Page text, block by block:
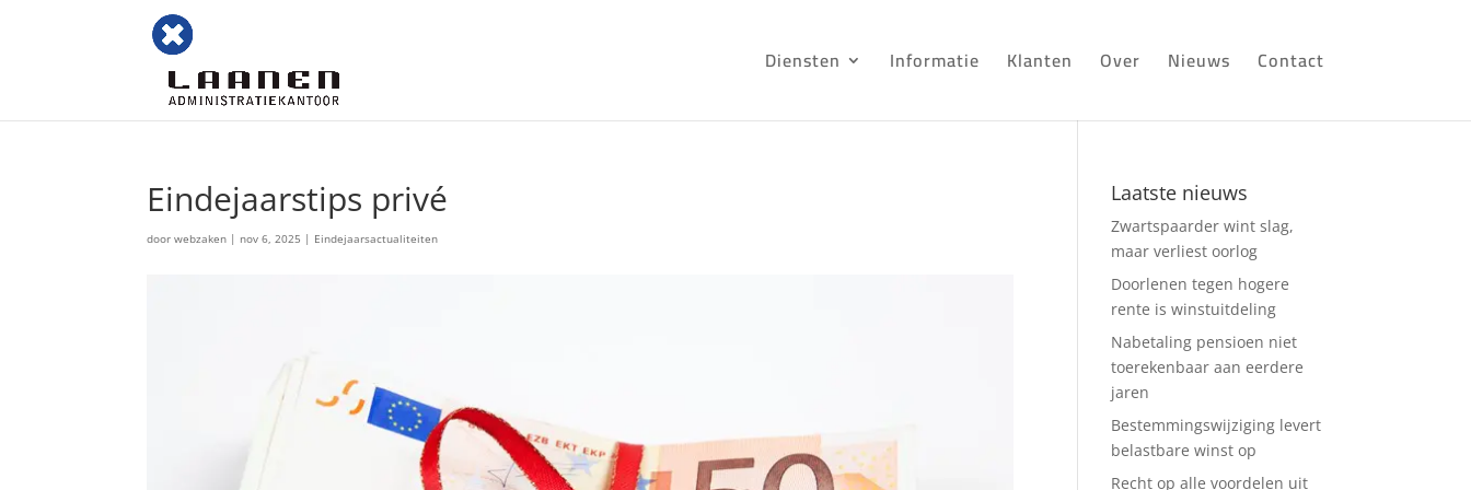
Diensten Informatie Klanten Over Nieuws Contact
Eindejaarstips privé
doorwebzaken | nov 6, 2025 | Eindejaarsactualiteiten
Laatste nieuws
Zwartspaarder wint slag,
maar verliest oorlog
Doorlenen tegen hogere
rente is winstuitdeling
Nabetaling pensioen niet
toerekenbaar aan eerdere
jaren
Bestemmingswijziging levert
belastbare winst op
Recht op alle voordelen uit